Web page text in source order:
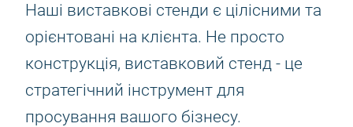
Наші виставкові стенди є цілісними та
орієнтовані на клієнта. Не просто
конструкція, виставковий стенд - це
стратегічний інструмент для
просування вашого бізнесу.